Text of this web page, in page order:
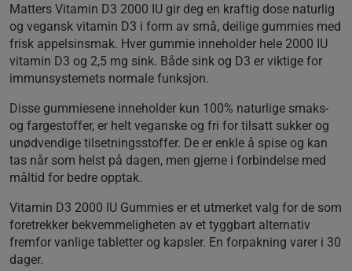
Matters Vitamin D3 2000 IU gir deg en kraftig dose naturlig
og vegansk vitamin D3 i form av små, deilige gummies med
frisk appelsinsmak. Hver gummie inneholder hele 2000 IU
vitamin D3 og 2,5 mg sink. Både sink og D3 er viktige for
immunsystemets normale funksjon.
Disse gummiesene inneholder kun 100% naturlige smaks-
og fargestoffer, er helt veganske og fri for tilsatt sukker og
unødvendige tilsetningsstoffer. De er enkle å spise og kan
tas når som helst på dagen, men gjerne i forbindelse med
måltid for bedre opptak.
Vitamin D3 2000 IU Gummies er et utmerket valg for de som
foretrekker bekvemmeligheten av et tyggbart alternativ
fremfor vanlige tabletter og kapsler. En forpakning varer i 30
dager.